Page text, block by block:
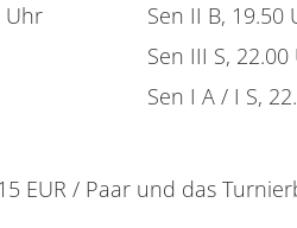
Uhr
Sen II B, 19.50
Sen III S,
Sen I A / I S,
EUR / Paar und das